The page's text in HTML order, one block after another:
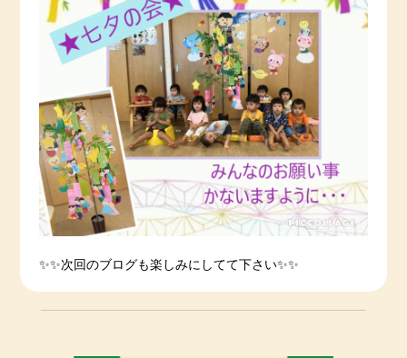
✨✨次回のブログも楽しみにしてて下さい✨✨